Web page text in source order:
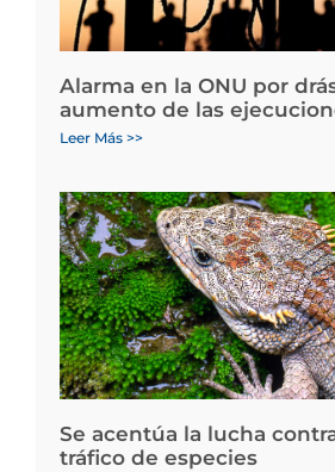
Alarma en la ONU por
aumento de las
Leer Más >>
Se acentúa la lucha
tráfico de especies